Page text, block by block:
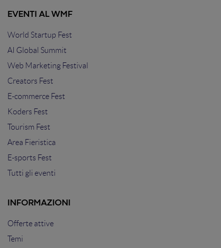
EVENTI AL WMF
World Startup Fest
AI Global Summit
Web Marketing Festival
Creators Fest
E-commerce Fest
Koders Fest
Tourism Fest
Area Fieristica
E-sports Fest
Tutti gli eventi
INFORMAZIONI
Offerte attive
Temi